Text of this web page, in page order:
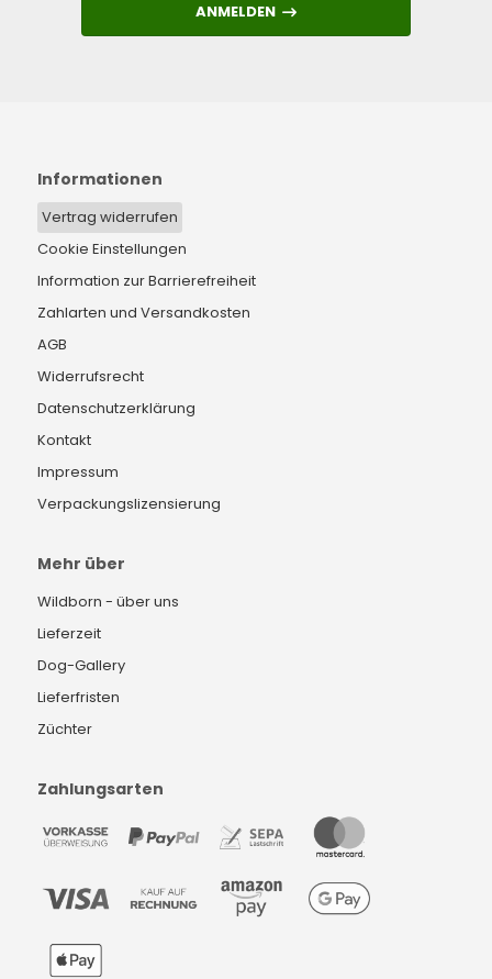
ANMELDEN
ANMELDEN
Informationen
Vertrag widerrufen
Cookie Einstellungen
Information zur Barrierefreiheit
Zahlarten und Versandkosten
AGB
Widerrufsrecht
Datenschutzerklärung
Kontakt
Impressum
Verpackungslizensierung
Mehr über
Wildborn - über uns
Lieferzeit
Dog-Gallery
Lieferfristen
Züchter
Zahlungsarten